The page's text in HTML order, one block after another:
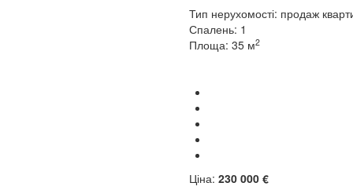
Тип нерухомості: продаж
Спалень: 1
Площа: 35 м2
Ціна: 230 000 €